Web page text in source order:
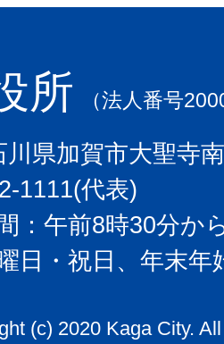
所 （法人番号
川県加賀市大聖寺
1111(代表)
：午前8時30分か
日・祝日、年末
(c) 2020 Kaga City.